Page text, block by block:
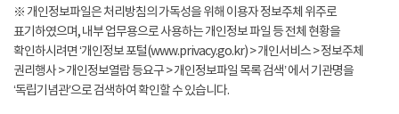
※ 개인정보파일은 처리방침의 가독성을 위해 이용자 정보주체 위주로
표기하였으며, 내부 업무용으로 사용하는 개인정보 파일 등 전체 현황을
확인하시려면 ‘개인정보 포털(www.privacy.go.kr) > 개인서비스 > 정보주체
권리행사 > 개인정보열람 등요구 > 개인정보파일 목록 검색’ 에서 기관명을
‘독립기념관’으로 검색하여 확인할 수 있습니다.